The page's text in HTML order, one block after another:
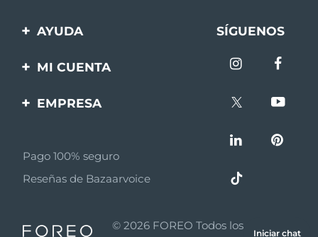
AYUDA
Contáctanos
batería
SÍGUENOS
MI CUENTA
Registro de productos
EMPRESA
Afiliados
Noticias de afiliados
Pago 100% seguro
Reseñas de Bazaarvoice
© 2026 FOREO Todos los derechos
Iniciar chat